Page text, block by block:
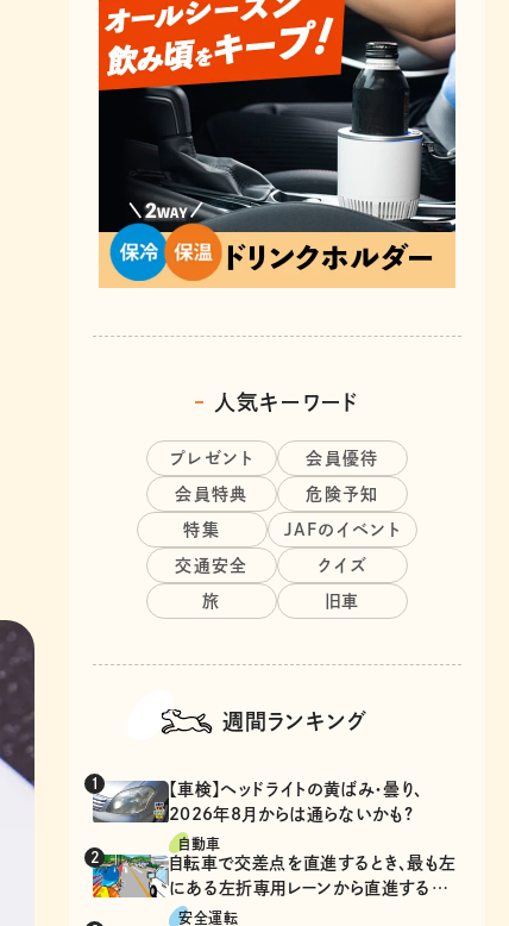
人気キーワード
プレゼント 会員優待
会員特典 危険予知
特集 JAFのイベント
交通安全 クイズ
旅 旧車
週間ランキング
【車検】ヘッドライトの黄ばみ・曇り、
2026年8月からは通らないかも?
自動車
自転車で交差点を直進するとき、最も左
にある左折専用レーンから直進するの
は、違反？
安全運転